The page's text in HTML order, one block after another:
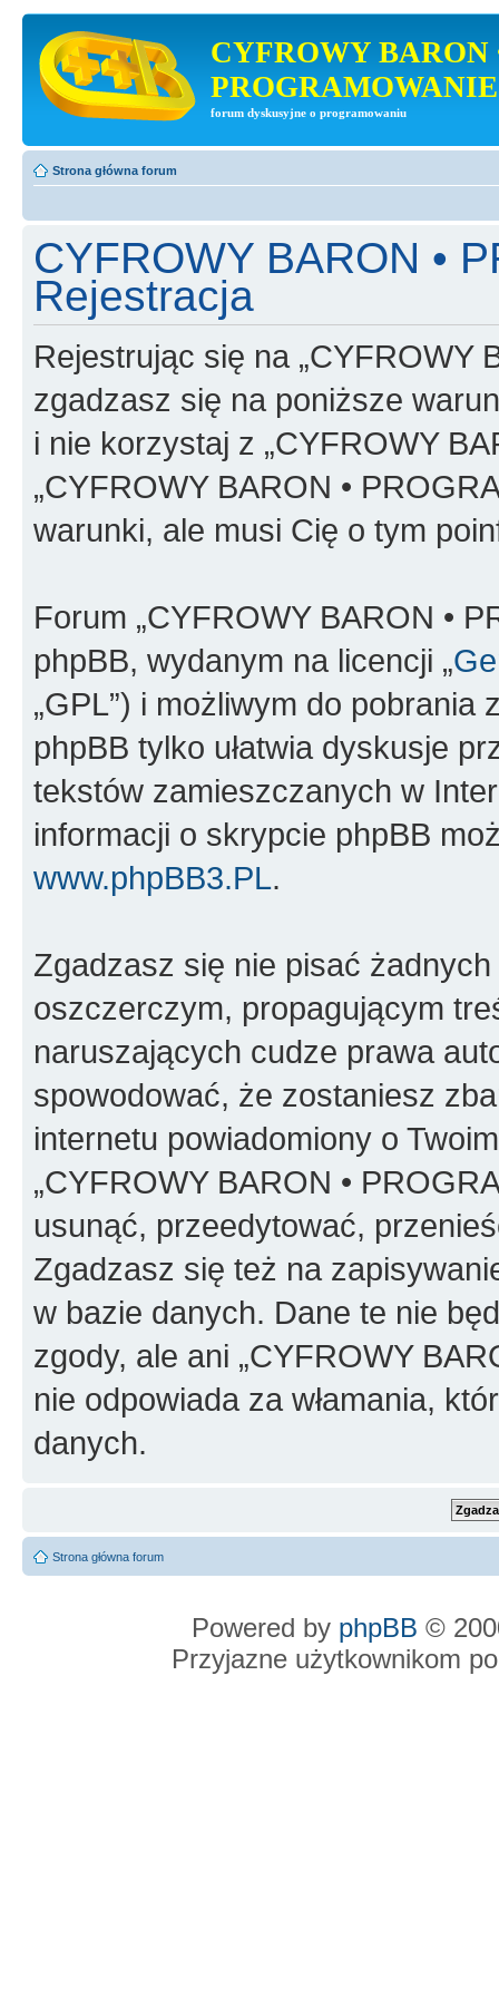
CYFROWY BARON
PROGRAMOWANIE
forum dyskusyjne o programowaniu
Strona główna forum
CYFROWY BARON •
Rejestracja
Rejestrując się na „CYFROWY
zgadzasz się na poniższe
i nie korzystaj z „CYFROWY
„CYFROWY BARON •
warunki, ale musi Cię o tym
Forum „CYFROWY BARON •
phpBB, wydanym na licencji „
„GPL”) i możliwym do pobrania
phpBB tylko ułatwia dyskusje
tekstów zamieszczanych w
informacji o skrypcie phpBB
www.phpBB3.PL.
Zgadzasz się nie pisać
oszczerczym, propagującym
naruszających cudze prawa
spowodować, że zostaniesz
internetu powiadomiony o
„CYFROWY BARON •
usunąć, przeedytować,
Zgadzasz się też na
w bazie danych. Dane te nie
zgody, ale ani „CYFROWY
nie odpowiada za włamania,
danych.
Strona główna forum
Powered by phpBB ©
Przyjazne użytkownikom